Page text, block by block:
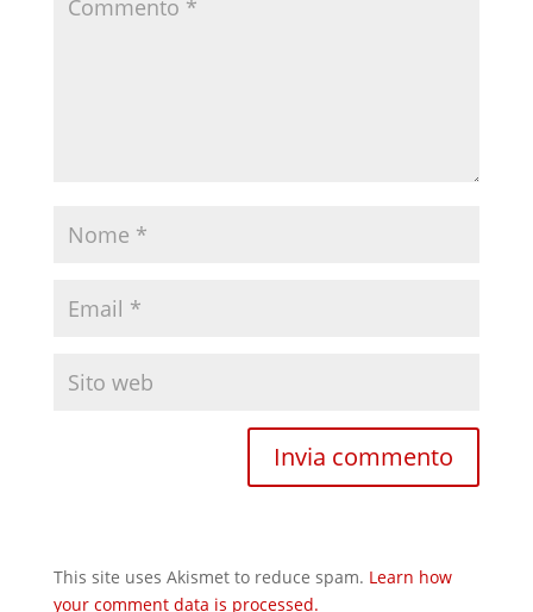
This site uses Akismet to reduce spam. Learn how
your comment data is processed.